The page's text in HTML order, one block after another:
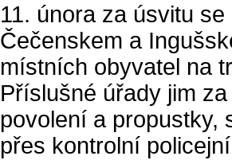
11. února za úsvitu
Čečenskem a
místních obyvatel na
Příslušné úřady jim
povolení a propustky,
přes kontrolní